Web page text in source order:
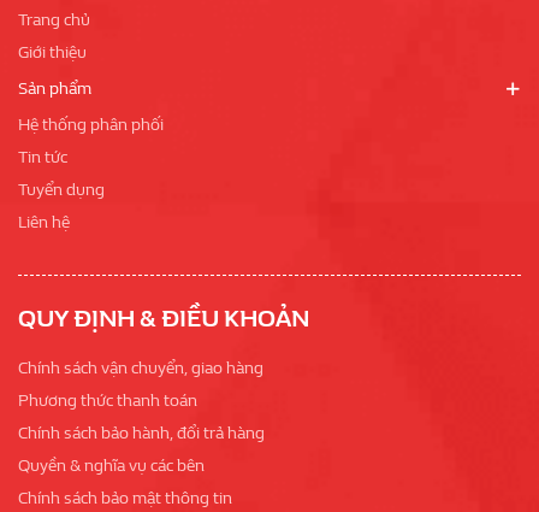
Trang chủ
Giới thiệu
Sản phẩm
Hệ thống phân phối
Tin tức
Tuyển dụng
Liên hệ
QUY ĐỊNH & ĐIỀU KHOẢN
Chính sách vận chuyển, giao hàng
Phương thức thanh toán
Chính sách bảo hành, đổi trả hàng
Quyền & nghĩa vụ các bên
Chính sách bảo mật thông tin